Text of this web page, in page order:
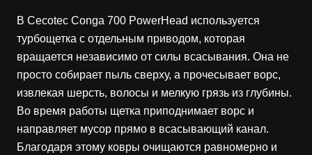
В Cecotec Conga 700 PowerHead используется
турбощетка с отдельным приводом, которая
вращается независимо от силы всасывания. Она не
просто собирает пыль сверху, а прочесывает ворс,
извлекая шерсть, волосы и мелкую грязь из глубины.
Во время работы щетка приподнимает ворс и
направляет мусор прямо в всасывающий канал.
Благодаря этому ковры очищаются равномерно и